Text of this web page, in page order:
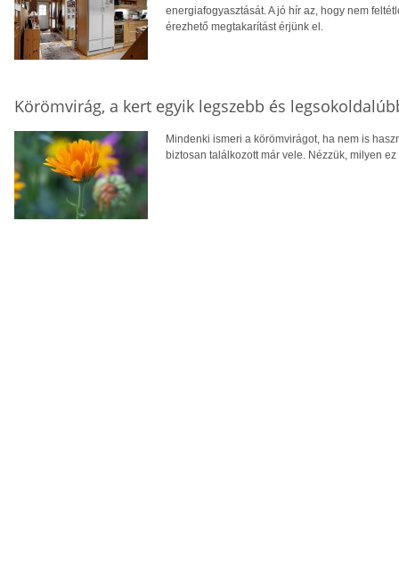
energiafogyasztását. A jó hír az, hogy nem
érezhető megtakarítást érjünk el.
Körömvirág, a kert egyik legszebb és
Mindenki ismeri a körömvirágot, ha nem is
biztosan találkozott már vele. Nézzük, milyen